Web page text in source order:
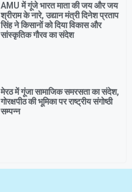
AMU में गूंजे भारत माता की जय और जय
श्रीराम के नारे, उद्यान मंत्री दिनेश प्रताप
सिंह ने किसानों को दिया विकास और
सांस्कृतिक गौरव का संदेश
मेरठ में गूंजा सामाजिक समरसता का संदेश,
गोरक्षपीठ की भूमिका पर राष्ट्रीय संगोष्ठी
सम्पन्न